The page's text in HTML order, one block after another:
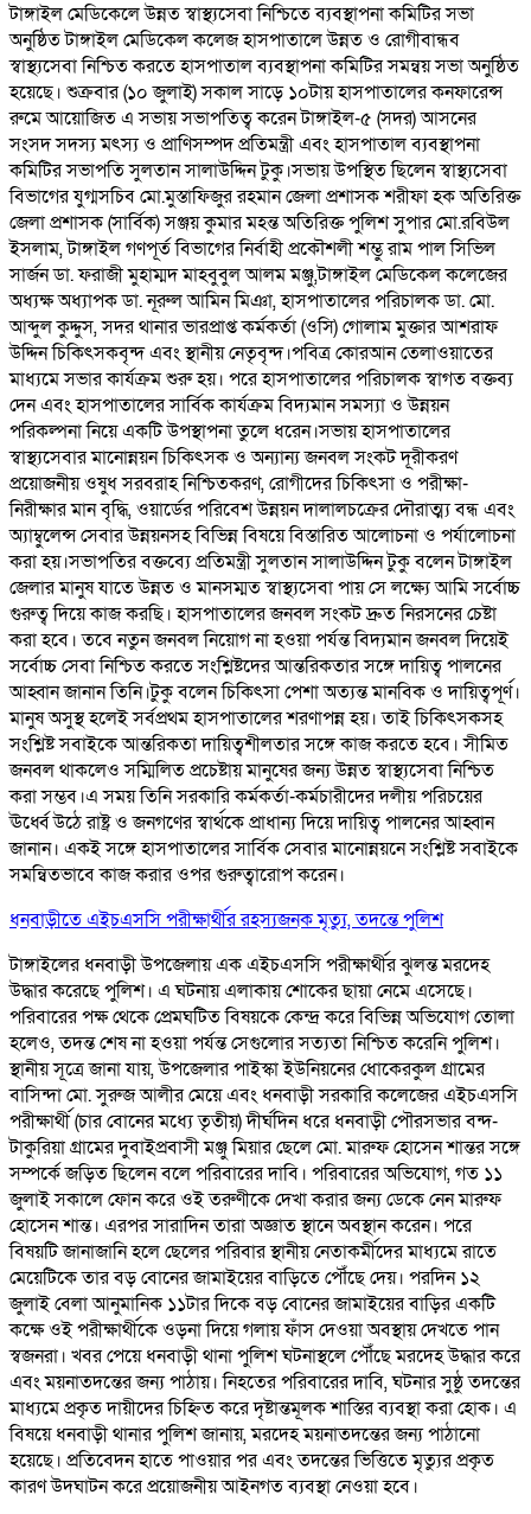
টাঙ্গাইল মেডিকেলে উন্নত স্বাস্থ্যসেবা নিশ্চিতে ব্যবস্থাপনা কমিটির সভা
অনুষ্ঠিত টাঙ্গাইল মেডিকেল কলেজ হাসপাতালে উন্নত ও রোগীবান্ধব
স্বাস্থ্যসেবা নিশ্চিত করতে হাসপাতাল ব্যবস্থাপনা কমিটির সমন্বয় সভা অনুষ্ঠিত
হয়েছে। শুক্রবার (১০ জুলাই) সকাল সাড়ে ১০টায় হাসপাতালের কনফারেন্স
রুমে আয়োজিত এ সভায় সভাপতিত্ব করেন টাঙ্গাইল-৫ (সদর) আসনের
সংসদ সদস্য মৎস্য ও প্রাণিসম্পদ প্রতিমন্ত্রী এবং হাসপাতাল ব্যবস্থাপনা
কমিটির সভাপতি সুলতান সালাউদ্দিন টুকু।সভায় উপস্থিত ছিলেন স্বাস্থ্যসেবা
বিভাগের যুগ্মসচিব মো.মুস্তাফিজুর রহমান জেলা প্রশাসক শরীফা হক অতিরিক্ত
জেলা প্রশাসক (সার্বিক) সঞ্জয় কুমার মহন্ত অতিরিক্ত পুলিশ সুপার মো.রবিউল
ইসলাম, টাঙ্গাইল গণপূর্ত বিভাগের নির্বাহী প্রকৌশলী শম্ভু রাম পাল সিভিল
সার্জন ডা. ফরাজী মুহাম্মদ মাহবুবুল আলম মঞ্জু,টাঙ্গাইল মেডিকেল কলেজের
অধ্যক্ষ অধ্যাপক ডা. নূরুল আমিন মিঞা, হাসপাতালের পরিচালক ডা. মো.
আব্দুল কুদ্দুস, সদর থানার ভারপ্রাপ্ত কর্মকর্তা (ওসি) গোলাম মুক্তার আশরাফ
উদ্দিন চিকিৎসকবৃন্দ এবং স্থানীয় নেতৃবৃন্দ।পবিত্র কোরআন তেলাওয়াতের
মাধ্যমে সভার কার্যক্রম শুরু হয়। পরে হাসপাতালের পরিচালক স্বাগত বক্তব্য
দেন এবং হাসপাতালের সার্বিক কার্যক্রম বিদ্যমান সমস্যা ও উন্নয়ন
পরিকল্পনা নিয়ে একটি উপস্থাপনা তুলে ধরেন।সভায় হাসপাতালের
স্বাস্থ্যসেবার মানোন্নয়ন চিকিৎসক ও অন্যান্য জনবল সংকট দূরীকরণ
প্রয়োজনীয় ওষুধ সরবরাহ নিশ্চিতকরণ, রোগীদের চিকিৎসা ও পরীক্ষা-
নিরীক্ষার মান বৃদ্ধি, ওয়ার্ডের পরিবেশ উন্নয়ন দালালচক্রের দৌরাত্ম্য বন্ধ এবং
অ্যাম্বুলেন্স সেবার উন্নয়নসহ বিভিন্ন বিষয়ে বিস্তারিত আলোচনা ও পর্যালোচনা
করা হয়।সভাপতির বক্তব্যে প্রতিমন্ত্রী সুলতান সালাউদ্দিন টুকু বলেন টাঙ্গাইল
জেলার মানুষ যাতে উন্নত ও মানসম্মত স্বাস্থ্যসেবা পায় সে লক্ষ্যে আমি সর্বোচ্চ
গুরুত্ব দিয়ে কাজ করছি। হাসপাতালের জনবল সংকট দ্রুত নিরসনের চেষ্টা
করা হবে। তবে নতুন জনবল নিয়োগ না হওয়া পর্যন্ত বিদ্যমান জনবল দিয়েই
সর্বোচ্চ সেবা নিশ্চিত করতে সংশ্লিষ্টদের আন্তরিকতার সঙ্গে দায়িত্ব পালনের
আহ্বান জানান তিনি।টুকু বলেন চিকিৎসা পেশা অত্যন্ত মানবিক ও দায়িত্বপূর্ণ।
মানুষ অসুস্থ হলেই সর্বপ্রথম হাসপাতালের শরণাপন্ন হয়। তাই চিকিৎসকসহ
সংশ্লিষ্ট সবাইকে আন্তরিকতা দায়িত্বশীলতার সঙ্গে কাজ করতে হবে। সীমিত
জনবল থাকলেও সম্মিলিত প্রচেষ্টায় মানুষের জন্য উন্নত স্বাস্থ্যসেবা নিশ্চিত
করা সম্ভব।এ সময় তিনি সরকারি কর্মকর্তা-কর্মচারীদের দলীয় পরিচয়ের
ঊর্ধ্বে উঠে রাষ্ট্র ও জনগণের স্বার্থকে প্রাধান্য দিয়ে দায়িত্ব পালনের আহ্বান
জানান। একই সঙ্গে হাসপাতালের সার্বিক সেবার মানোন্নয়নে সংশ্লিষ্ট সবাইকে
সমন্বিতভাবে কাজ করার ওপর গুরুত্বারোপ করেন।
ধনবাড়ীতে এইচএসসি পরীক্ষার্থীর রহস্যজনক মৃত্যু, তদন্তে পুলিশ
টাঙ্গাইলের ধনবাড়ী উপজেলায় এক এইচএসসি পরীক্ষার্থীর ঝুলন্ত মরদেহ
উদ্ধার করেছে পুলিশ। এ ঘটনায় এলাকায় শোকের ছায়া নেমে এসেছে।
পরিবারের পক্ষ থেকে প্রেমঘটিত বিষয়কে কেন্দ্র করে বিভিন্ন অভিযোগ তোলা
হলেও, তদন্ত শেষ না হওয়া পর্যন্ত সেগুলোর সত্যতা নিশ্চিত করেনি পুলিশ।
স্থানীয় সূত্রে জানা যায়, উপজেলার পাইস্কা ইউনিয়নের ধোকেরকুল গ্রামের
বাসিন্দা মো. সুরুজ আলীর মেয়ে এবং ধনবাড়ী সরকারি কলেজের এইচএসসি
পরীক্ষার্থী (চার বোনের মধ্যে তৃতীয়) দীর্ঘদিন ধরে ধনবাড়ী পৌরসভার বন্দ-
টাকুরিয়া গ্রামের দুবাইপ্রবাসী মঞ্জু মিয়ার ছেলে মো. মারুফ হোসেন শান্তর সঙ্গে
সম্পর্কে জড়িত ছিলেন বলে পরিবারের দাবি। পরিবারের অভিযোগ, গত ১১
জুলাই সকালে ফোন করে ওই তরুণীকে দেখা করার জন্য ডেকে নেন মারুফ
হোসেন শান্ত। এরপর সারাদিন তারা অজ্ঞাত স্থানে অবস্থান করেন। পরে
বিষয়টি জানাজানি হলে ছেলের পরিবার স্থানীয় নেতাকর্মীদের মাধ্যমে রাতে
মেয়েটিকে তার বড় বোনের জামাইয়ের বাড়িতে পৌঁছে দেয়। পরদিন ১২
জুলাই বেলা আনুমানিক ১১টার দিকে বড় বোনের জামাইয়ের বাড়ির একটি
কক্ষে ওই পরীক্ষার্থীকে ওড়না দিয়ে গলায় ফাঁস দেওয়া অবস্থায় দেখতে পান
স্বজনরা। খবর পেয়ে ধনবাড়ী থানা পুলিশ ঘটনাস্থলে পৌঁছে মরদেহ উদ্ধার করে
এবং ময়নাতদন্তের জন্য পাঠায়। নিহতের পরিবারের দাবি, ঘটনার সুষ্ঠু তদন্তের
মাধ্যমে প্রকৃত দায়ীদের চিহ্নিত করে দৃষ্টান্তমূলক শাস্তির ব্যবস্থা করা হোক। এ
বিষয়ে ধনবাড়ী থানার পুলিশ জানায়, মরদেহ ময়নাতদন্তের জন্য পাঠানো
হয়েছে। প্রতিবেদন হাতে পাওয়ার পর এবং তদন্তের ভিত্তিতে মৃত্যুর প্রকৃত
কারণ উদঘাটন করে প্রয়োজনীয় আইনগত ব্যবস্থা নেওয়া হবে।